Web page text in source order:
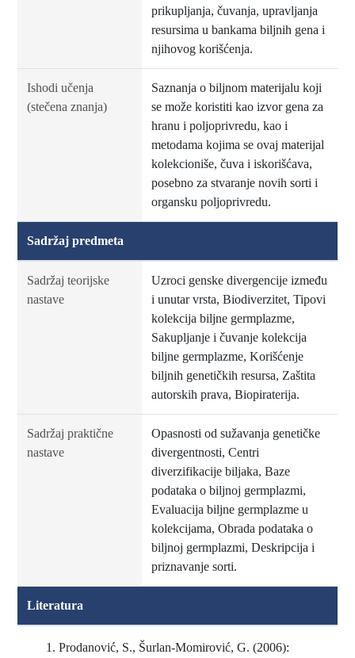
prikupljanja, čuvanja, upravljanja
resursima u bankama biljnih gena i
njihovog korišćenja.
Ishodi učenja
(stečena znanja)
Saznanja o biljnom materijalu koji
se može koristiti kao izvor gena za
hranu i poljoprivredu, kao i
metodama kojima se ovaj materijal
kolekcioniše, čuva i iskorišćava,
posebno za stvaranje novih sorti i
organsku poljoprivredu.
Sadržaj predmeta
Sadržaj teorijske
nastave
Uzroci genske divergencije između
i unutar vrsta, Biodiverzitet, Tipovi
kolekcija biljne germplazme,
Sakupljanje i čuvanje kolekcija
biljne germplazme, Korišćenje
biljnih genetičkih resursa, Zaštita
autorskih prava, Biopiraterija.
Sadržaj praktične
nastave
Opasnosti od sužavanja genetičke
divergentnosti, Centri
diverzifikacije biljaka, Baze
podataka o biljnoj germplazmi,
Evaluacija biljne germplazme u
kolekcijama, Obrada podataka o
biljnoj germplazmi, Deskripcija i
priznavanje sorti.
Literatura
Prodanović, S., Šurlan-Momirović, G. (2006):